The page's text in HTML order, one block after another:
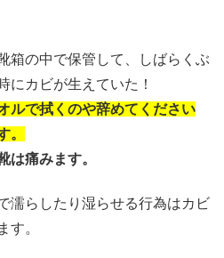
箱の中で保管して、しばらくぶ
にカビが生えていた！
ルで拭くのや辞めてください
。
は痛みます。
濡らしたり湿らせる行為はカビ
す。